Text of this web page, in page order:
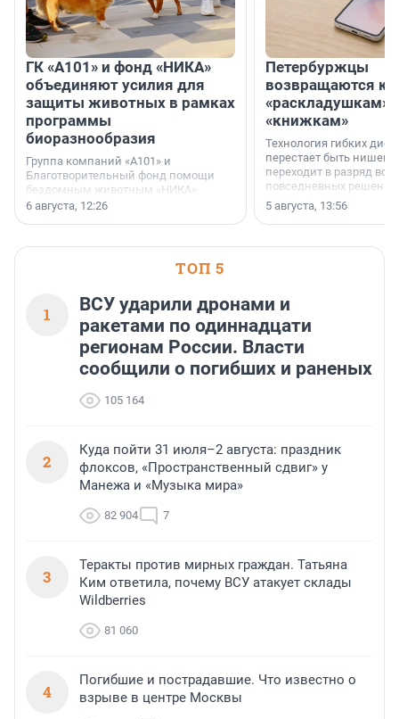
ГК «А101» и фонд «НИКА»
объединяют усилия для
защиты животных в рамках
программы
биоразнообразия
Группа компаний «А101» и
Благотворительный фонд помощи
бездомным животным «НИКА»
заключили соглашение о
6 августа, 12:26
Петербуржцы
возвращаются к
«раскладушкам»
«книжкам»
Технология гибких
перестает быть
переходит в разряд
повседневных
5 августа, 13:56
ТОП 5
1
ВСУ ударили дронами и
ракетами по одиннадцати
регионам России. Власти
сообщили о погибших и раненых
105 164
2
Куда пойти 31 июля–2 августа: праздник
флоксов, «Пространственный сдвиг» у
Манежа и «Музыка мира»
82 904 7
3
Теракты против мирных граждан. Татьяна
Ким ответила, почему ВСУ атакует склады
Wildberries
81 060
4
Погибшие и пострадавшие. Что известно о
взрыве в центре Москвы